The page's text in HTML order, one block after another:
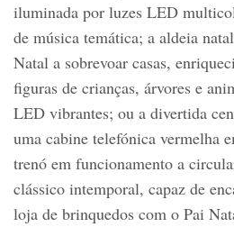
iluminada por luzes LED
de música temática; a aldeia
Natal a sobrevoar casas,
figuras de crianças, árvores e
LED vibrantes; ou a divertida
uma cabine telefónica vermelha
trenó em funcionamento a
clássico intemporal, capaz de
loja de brinquedos com o Pai